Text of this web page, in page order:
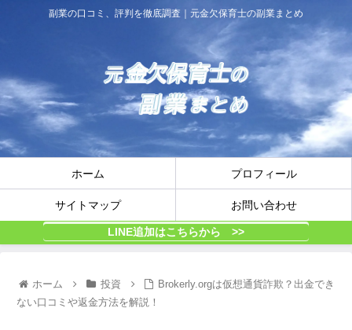
副業の口コミ、評判を徹底調査｜元金欠保育士の副業まとめ
ホーム プロフィール
サイトマップ お問い合わせ
LINE追加はこちらから >>
ホーム 投資
Brokerly.orgは仮想通貨詐欺？出金でき
ない口コミや返金方法を解説！